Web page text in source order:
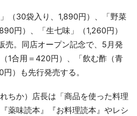
（30袋入り、1,890円）、「野菜
円）、「生七味」（1,260円）
売。同店オープン記念で、5月発
1合用＝420円）、「飲む酢（青
）も先行発売する。
ちか）店長は「商品を使った料理
薬味読本』『お料理読本』やレシ